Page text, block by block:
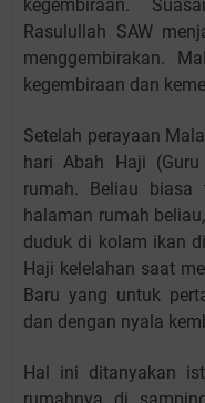
kegembiraan.
Rasulullah SAW
menggembirakan.
kegembiraan dan
Setelah perayaan
hari Abah Haji
rumah. Beliau biasa
halaman rumah
duduk di kolam ikan
Haji kelelahan saat
Baru yang untuk
dan dengan nyala
Hal ini ditanyakan